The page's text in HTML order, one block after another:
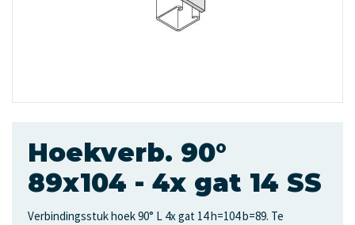
Hoekverb. 90°
89x104 - 4x gat 14 SS
Verbindingsstuk hoek 90° L 4x gat 14 h=104 b=89. Te